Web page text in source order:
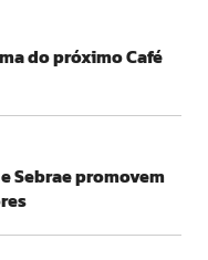
do próximo Café
Sebrae promovem